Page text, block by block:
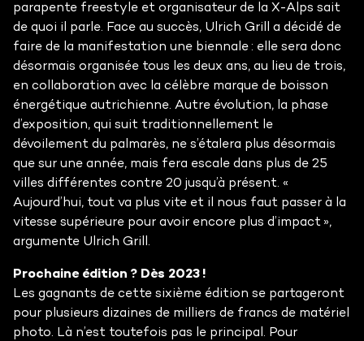
parapente freestyle et organisateur de la X-Alps sait
de quoi il parle. Face au succès, Ulrich Grill a décidé de
faire de la manifestation une biennale : elle sera donc
désormais organisée tous les deux ans, au lieu de trois,
en collaboration avec la célèbre marque de boisson
énergétique autrichienne. Autre évolution, la phase
d’exposition, qui suit traditionnellement le
dévoilement du palmarès, ne s’étalera plus désormais
que sur une année, mais fera escale dans plus de 25
villes différentes contre 20 jusqu’à présent. «
Aujourd’hui, tout va plus vite et il nous faut passer à la
vitesse supérieure pour avoir encore plus d’impact »,
argumente Ulrich Grill.
Prochaine édition ? Dès 2023 !
Les gagnants de cette sixième édition se partageront
pour plusieurs dizaines de milliers de francs de matériel
photo. Là n’est toutefois pas le principal. Pour